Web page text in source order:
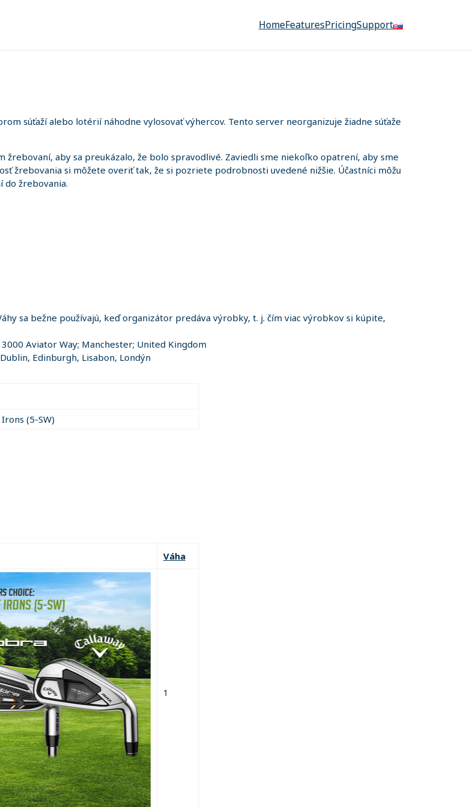
HomeFeaturesPricingSupport
súťaží alebo lotérií náhodne vylosovať výhercov. Tento server neorganizuje žiadne súťaže
aby sa preukázalo, že bolo spravodlivé. Zaviedli sme niekoľko opatrení, aby sme
žrebovania si môžete overiť tak, že si pozriete podrobnosti uvedené nižšie. Účastníci môžu
do žrebovania.
sa bežne používajú, keď organizátor predáva výrobky, t. j. čím viac výrobkov si kúpite,
Aviator Way; Manchester; United Kingdom
Edinburgh, Lisabon, Londýn
(5-SW)
Váha
1